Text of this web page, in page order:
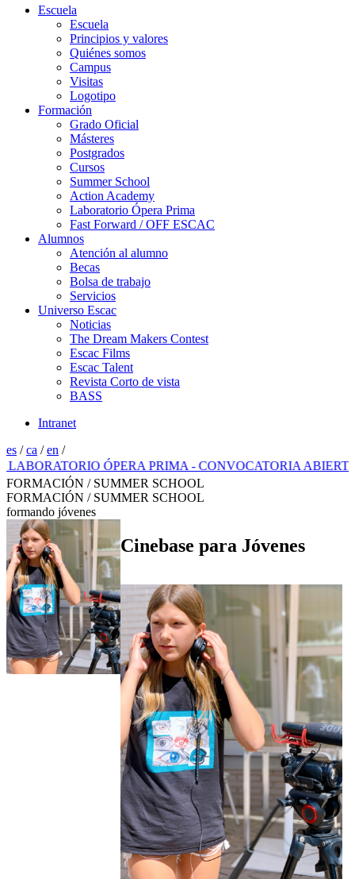
Escuela
Escuela
Principios y valores
Quiénes somos
Campus
Visitas
Logotipo
Formación
Grado Oficial
Másteres
Postgrados
Cursos
Summer School
Action Academy
Laboratorio Ópera Prima
Fast Forward / OFF ESCAC
Alumnos
Atención al alumno
Becas
Bolsa de trabajo
Servicios
Universo Escac
Noticias
The Dream Makers Contest
Escac Films
Escac Talent
Revista Corto de vista
BASS
Intranet
es /ca /en /
ÓPERA PRIMA - CONVOCATORIA ABIERTA 2026
FORMACIÓN / SUMMER SCHOOL
FORMACIÓN / SUMMER SCHOOL
formando jóvenes
Cinebase para Jóvenes